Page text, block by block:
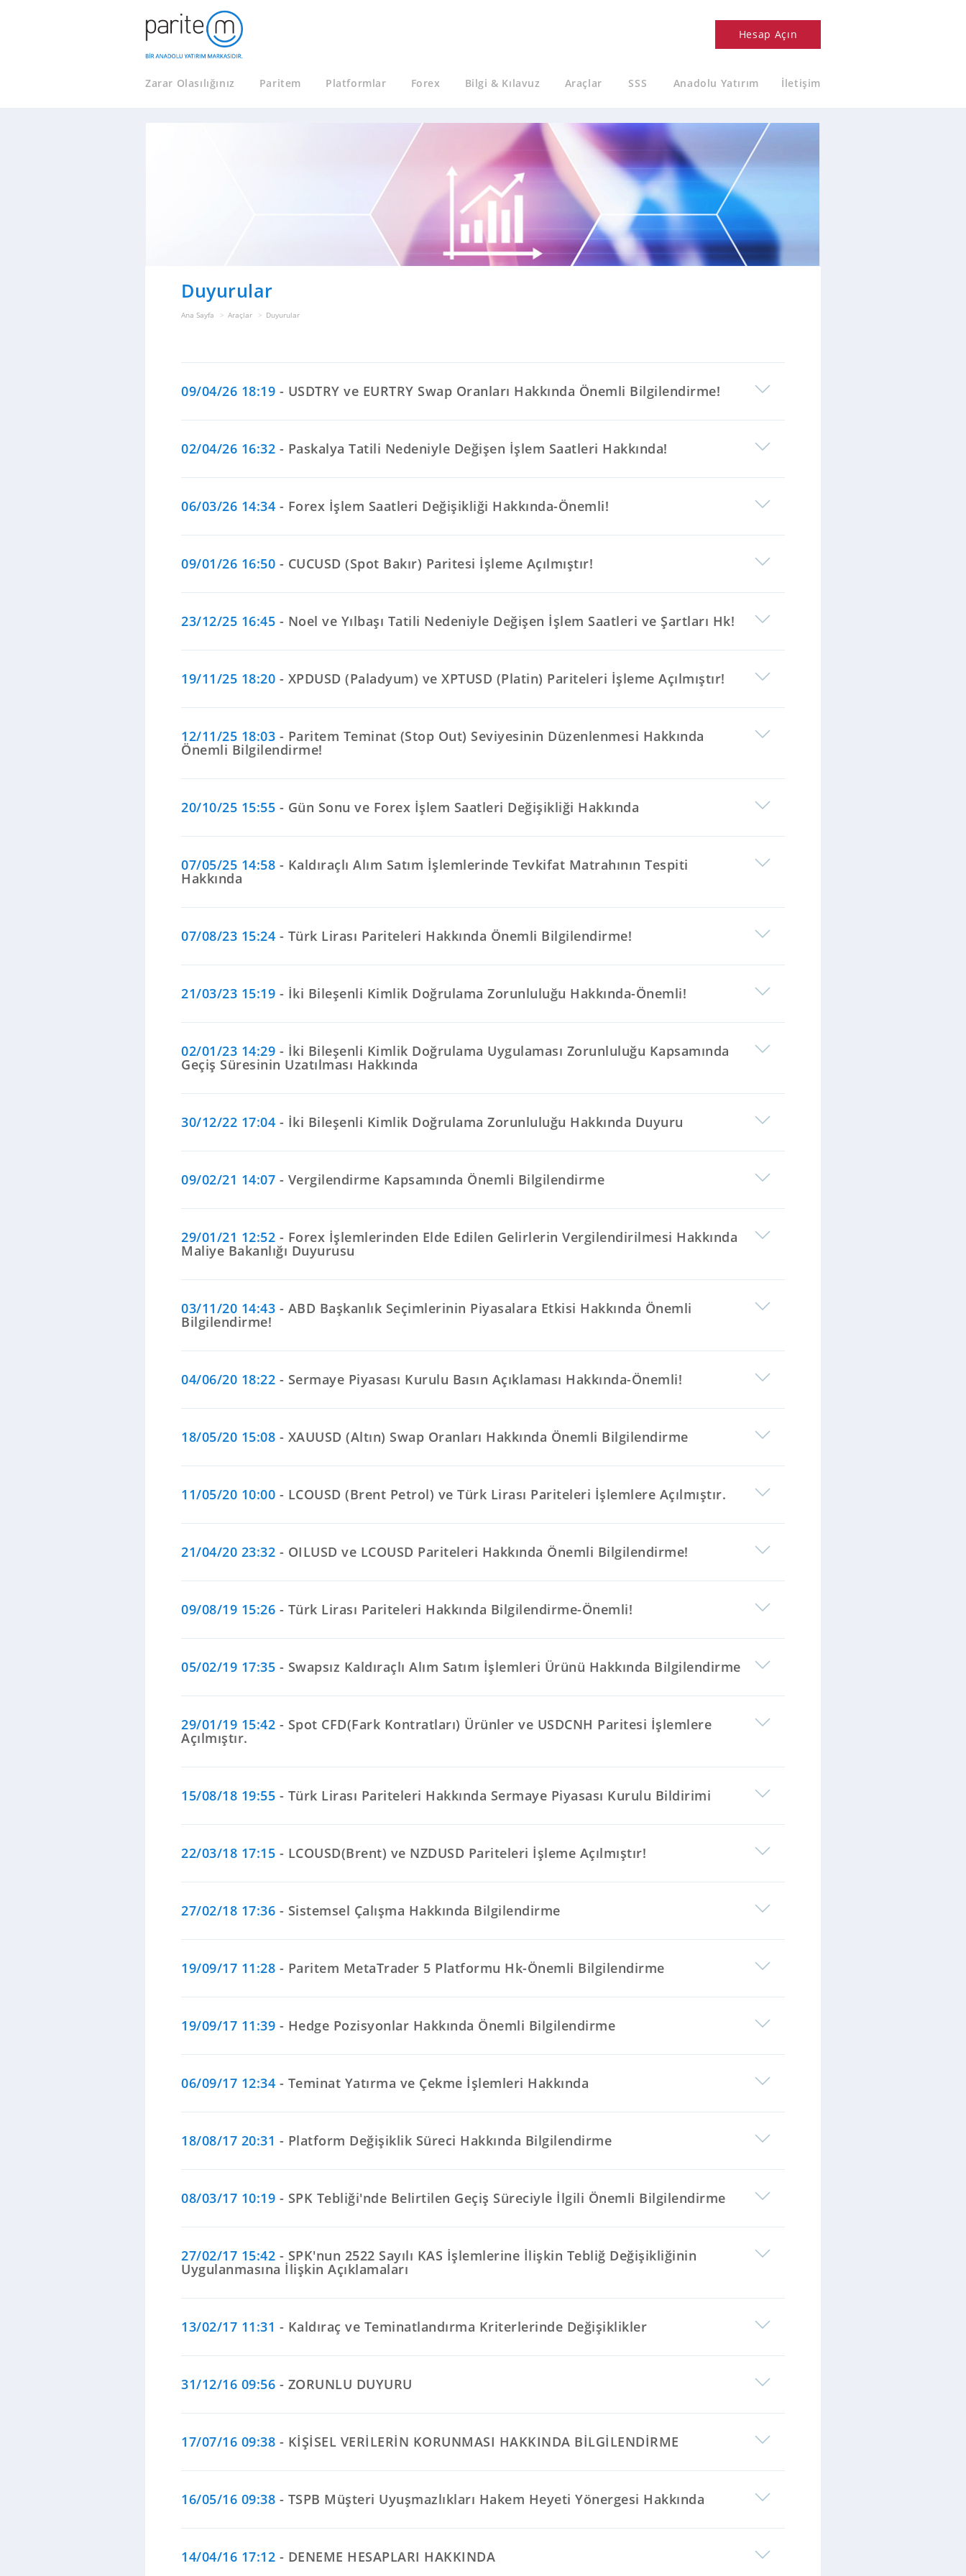
Hesap Açın
Zarar Olasılığınız Paritem Platformlar Forex Bilgi & Kılavuz Araçlar SSS Anadolu Yatırım İletişim
Duyurular
Ana Sayfa Araçlar Duyurular
09/04/26 18:19 - USDTRY ve EURTRY Swap Oranları Hakkında Önemli Bilgilendirme!
02/04/26 16:32 - Paskalya Tatili Nedeniyle Değişen İşlem Saatleri Hakkında!
06/03/26 14:34 - Forex İşlem Saatleri Değişikliği Hakkında-Önemli!
09/01/26 16:50 - CUCUSD (Spot Bakır) Paritesi İşleme Açılmıştır!
23/12/25 16:45 - Noel ve Yılbaşı Tatili Nedeniyle Değişen İşlem Saatleri ve Şartları Hk!
19/11/25 18:20 - XPDUSD (Paladyum) ve XPTUSD (Platin) Pariteleri İşleme Açılmıştır!
12/11/25 18:03 - Paritem Teminat (Stop Out) Seviyesinin Düzenlenmesi Hakkında
Önemli Bilgilendirme!
20/10/25 15:55 - Gün Sonu ve Forex İşlem Saatleri Değişikliği Hakkında
07/05/25 14:58 - Kaldıraçlı Alım Satım İşlemlerinde Tevkifat Matrahının Tespiti
Hakkında
07/08/23 15:24 - Türk Lirası Pariteleri Hakkında Önemli Bilgilendirme!
21/03/23 15:19 - İki Bileşenli Kimlik Doğrulama Zorunluluğu Hakkında-Önemli!
02/01/23 14:29 - İki Bileşenli Kimlik Doğrulama Uygulaması Zorunluluğu Kapsamında
Geçiş Süresinin Uzatılması Hakkında
30/12/22 17:04 - İki Bileşenli Kimlik Doğrulama Zorunluluğu Hakkında Duyuru
09/02/21 14:07 - Vergilendirme Kapsamında Önemli Bilgilendirme
29/01/21 12:52 - Forex İşlemlerinden Elde Edilen Gelirlerin Vergilendirilmesi Hakkında
Maliye Bakanlığı Duyurusu
03/11/20 14:43 - ABD Başkanlık Seçimlerinin Piyasalara Etkisi Hakkında Önemli
Bilgilendirme!
04/06/20 18:22 - Sermaye Piyasası Kurulu Basın Açıklaması Hakkında-Önemli!
18/05/20 15:08 - XAUUSD (Altın) Swap Oranları Hakkında Önemli Bilgilendirme
11/05/20 10:00 - LCOUSD (Brent Petrol) ve Türk Lirası Pariteleri İşlemlere Açılmıştır.
21/04/20 23:32 - OILUSD ve LCOUSD Pariteleri Hakkında Önemli Bilgilendirme!
09/08/19 15:26 - Türk Lirası Pariteleri Hakkında Bilgilendirme-Önemli!
05/02/19 17:35 - Swapsız Kaldıraçlı Alım Satım İşlemleri Ürünü Hakkında Bilgilendirme
29/01/19 15:42 - Spot CFD(Fark Kontratları) Ürünler ve USDCNH Paritesi İşlemlere
Açılmıştır.
15/08/18 19:55 - Türk Lirası Pariteleri Hakkında Sermaye Piyasası Kurulu Bildirimi
22/03/18 17:15 - LCOUSD(Brent) ve NZDUSD Pariteleri İşleme Açılmıştır!
27/02/18 17:36 - Sistemsel Çalışma Hakkında Bilgilendirme
19/09/17 11:28 - Paritem MetaTrader 5 Platformu Hk-Önemli Bilgilendirme
19/09/17 11:39 - Hedge Pozisyonlar Hakkında Önemli Bilgilendirme
06/09/17 12:34 - Teminat Yatırma ve Çekme İşlemleri Hakkında
18/08/17 20:31 - Platform Değişiklik Süreci Hakkında Bilgilendirme
08/03/17 10:19 - SPK Tebliği'nde Belirtilen Geçiş Süreciyle İlgili Önemli Bilgilendirme
27/02/17 15:42 - SPK'nun 2522 Sayılı KAS İşlemlerine İlişkin Tebliğ Değişikliğinin
Uygulanmasına İlişkin Açıklamaları
13/02/17 11:31 - Kaldıraç ve Teminatlandırma Kriterlerinde Değişiklikler
31/12/16 09:56 - ZORUNLU DUYURU
17/07/16 09:38 - KİŞİSEL VERİLERİN KORUNMASI HAKKINDA BİLGİLENDİRME
16/05/16 09:38 - TSPB Müşteri Uyuşmazlıkları Hakem Heyeti Yönergesi Hakkında
14/04/16 17:12 - DENEME HESAPLARI HAKKINDA